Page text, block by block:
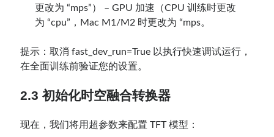
更改为 “mps”） – GPU 加速（CPU 训练时更改
为 “cpu”，Mac M1/M2 时更改为 “mps。
提示：取消 fast_dev_run=True 以执行快速调试运行，
在全面训练前验证您的设置。
2.3 初始化时空融合转换器
现在，我们将用超参数来配置 TFT 模型：